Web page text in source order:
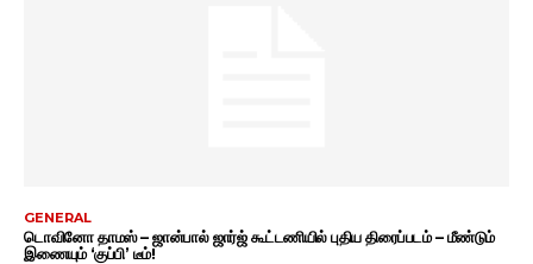
GENERAL
டொவினோ தாமஸ் – ஜான்பால் ஜார்ஜ் கூட்டணியில் புதிய திரைப்படம் – மீண்டும்
இணையும் ‘குப்பி’ டீம்!